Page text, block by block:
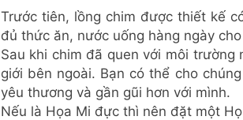
Trước tiên, lồng chim được thiết kế
đủ thức ăn, nước uống hàng ngày
Sau khi chim đã quen với môi
giới bên ngoài. Bạn có thể cho
yêu thương và gần gũi hơn với mình.
Nếu là Họa Mi đực thì nên đặt một